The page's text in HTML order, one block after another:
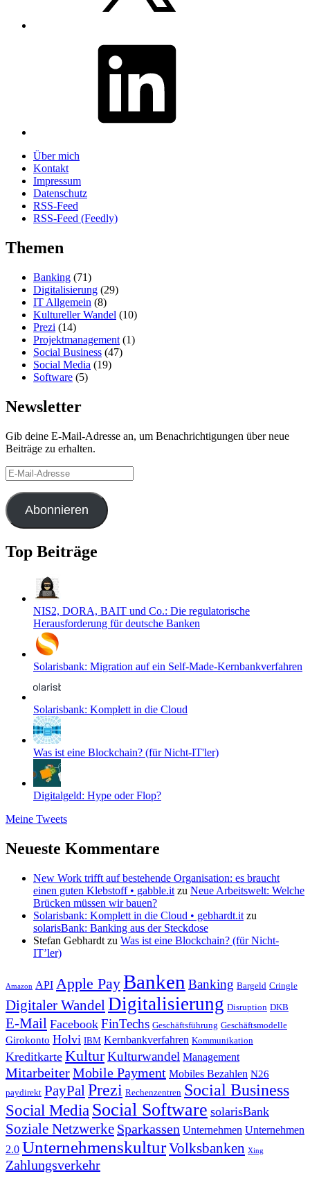
Über mich
Kontakt
Impressum
Datenschutz
RSS-Feed
RSS-Feed (Feedly)
Themen
Banking (71)
Digitalisierung (29)
IT Allgemein (8)
Kultureller Wandel (10)
Prezi (14)
Projektmanagement (1)
Social Business (47)
Social Media (19)
Software (5)
Newsletter
Gib deine E-Mail-Adresse an, um Benachrichtigungen über neue
Beiträge zu erhalten.
E-
Mail-
Adresse
Abonnieren
Top Beiträge
NIS2, DORA, BAIT und Co.: Die regulatorische
Herausforderung für deutsche Banken
Solarisbank: Migration auf ein Self-Made-Kernbankverfahren
Solarisbank: Komplett in die Cloud
Was ist eine Blockchain? (für Nicht-IT'ler)
Digitalgeld: Hype oder Flop?
Meine Tweets
Neueste Kommentare
New Work trifft auf bestehende Organisation: es braucht
einen guten Klebstoff • gabble.it zu Neue Arbeitswelt: Welche
Brücken müssen wir bauen?
Solarisbank: Komplett in die Cloud • gebhardt.it zu
solarisBank: Banking aus der Steckdose
Stefan Gebhardt zu Was ist eine Blockchain? (für Nicht-
IT’ler)
Amazon API Apple PayBanken Banking Bargeld Cringle
Digitaler WandelDigitalisierung Disruption DKB
E-Mail Facebook FinTechs Geschäftsführung Geschäftsmodelle
Girokonto Holvi IBM Kernbankverfahren Kommunikation
Kreditkarte KulturKulturwandel Management
MitarbeiterMobile Payment Mobiles Bezahlen N26
paydirekt PayPalPrezi Rechenzentren Social Business
Social MediaSocial Software solarisBank
Soziale Netzwerke Sparkassen Unternehmen Unternehmen
2.0 UnternehmenskulturVolksbanken Xing
Zahlungsverkehr